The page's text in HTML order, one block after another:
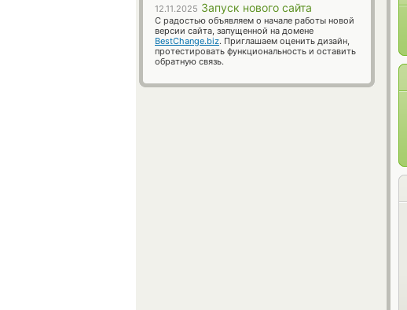
12.11.2025 Запуск нового сайта
С радостью объявляем о начале работы новой
версии сайта, запущенной на домене
BestChange.biz. Приглашаем оценить дизайн,
протестировать функциональность и оставить
обратную связь.